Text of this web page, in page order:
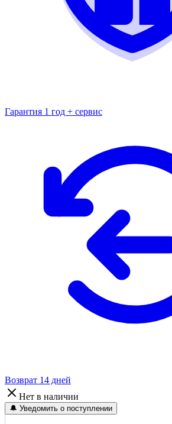
Гарантия 1 год + сервис
Возврат 14 дней
Нет в наличии
🔔 Уведомить о поступлении